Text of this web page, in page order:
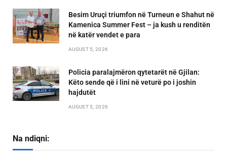
Besim Uruçi triumfon në Turneun e Shahut në
Kamenica Summer Fest – ja kush u renditën
në katër vendet e para
AUGUST 5, 2026
Policia paralajmëron qytetarët në Gjilan:
Këto sende që i lini në veturë po i joshin
hajdutët
AUGUST 5, 2026
Na ndiqni: